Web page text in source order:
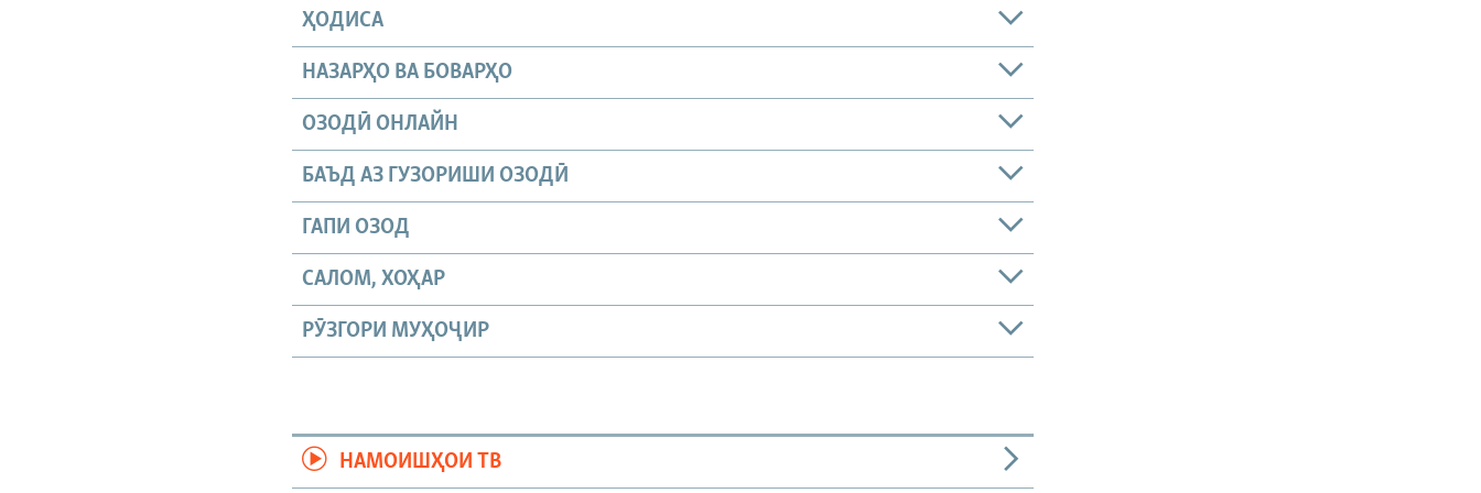
ҲОДИСА
НАЗАРҲО ВА БОВАРҲО
ОЗОДӢ ОНЛАЙН
БАЪД АЗ ГУЗОРИШИ ОЗОДӢ
ГАПИ ОЗОД
САЛОМ, ХОҲАР
РӮЗГОРИ МУҲОҶИР
НАМОИШҲОИ ТВ